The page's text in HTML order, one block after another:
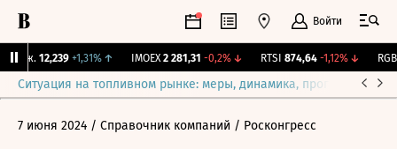
Войти
12,239 +1,31% ↑ IMOEX 2 281,31 -0,2%↓ RTSI 874,64 -1,12%↓ RGBI
Ситуация на топливном рынке: меры, динамика, прогнозы
7 июня 2024 / Справочник компаний / Росконгресс